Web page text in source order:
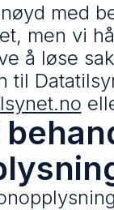
med
men vi
å løse
til